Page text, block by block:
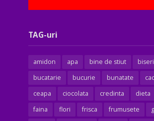
TAG-uri
amidon apa bine de stiut
bucatarie
bucurie bunatate
ceapa
ciocolata credinta dieta
faina
flori frisca frumusete